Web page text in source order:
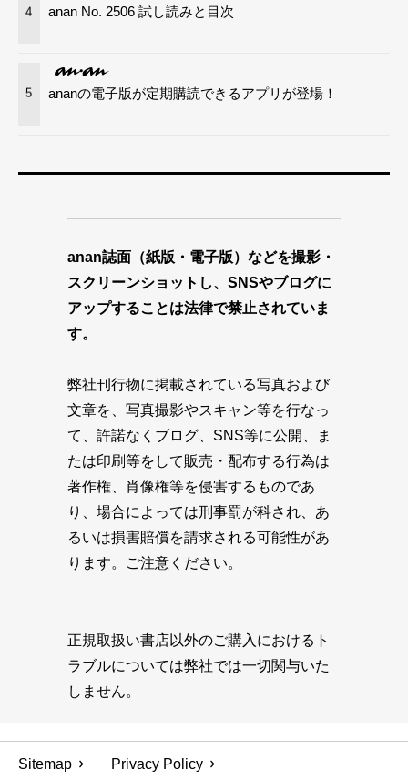
4 anan No. 2506 試し読みと目次
5 ananの電子版が定期購読できるアプリが登場！
anan誌面（紙版・電子版）などを撮影・
スクリーンショットし、SNSやブログに
アップすることは法律で禁止されていま
す。
弊社刊行物に掲載されている写真および
文章を、写真撮影やスキャン等を行なっ
て、許諾なくブログ、SNS等に公開、ま
たは印刷等をして販売・配布する行為は
著作権、肖像権等を侵害するものであ
り、場合によっては刑事罰が科され、あ
るいは損害賠償を請求される可能性があ
ります。ご注意ください。
正規取扱い書店以外のご購入におけるト
ラブルについては弊社では一切関与いた
しません。
Sitemap Privacy Policy